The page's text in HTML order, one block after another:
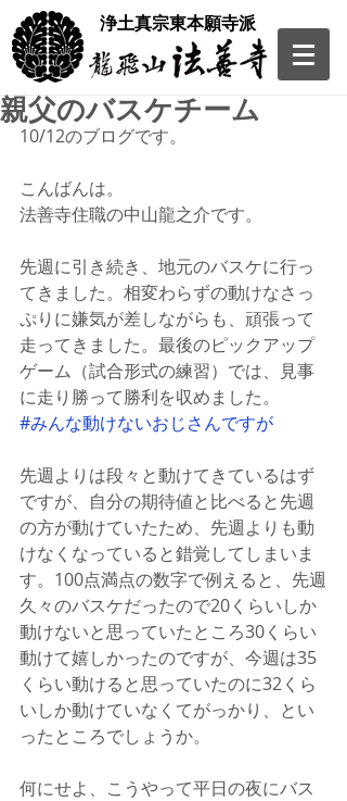
​浄土真宗東本願寺派
親父のバスケチーム
10/12のブログです。
こんばんは。
法善寺住職の中山龍之介です。
先週に引き続き、地元のバスケに行っ
てきました。相変わらずの動けなさっ
ぷりに嫌気が差しながらも、頑張って
走ってきました。最後のピックアップ
ゲーム（試合形式の練習）では、見事
に走り勝って勝利を収めました。
#みんな動けないおじさんですが
先週よりは段々と動けてきているはず
ですが、自分の期待値と比べると先週
の方が動けていたため、先週よりも動
けなくなっていると錯覚してしまいま
す。100点満点の数字で例えると、先週
久々のバスケだったので20くらいしか
動けないと思っていたところ30くらい
動けて嬉しかったのですが、今週は35
くらい動けると思っていたのに32くら
いしか動けていなくてがっかり、とい
ったところでしょうか。
何にせよ、こうやって平日の夜にバス